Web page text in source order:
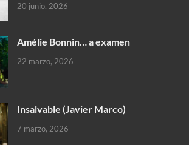
20 junio, 2026
Amélie Bonnin… a examen
22 marzo, 2026
Insalvable (Javier Marco)
7 marzo, 2026